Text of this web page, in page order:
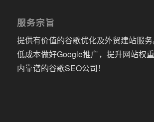
服务宗旨
提供有价值的谷歌优化及外贸建站服
低成本做好Google推广，提升网站权
内靠谱的谷歌SEO公司！